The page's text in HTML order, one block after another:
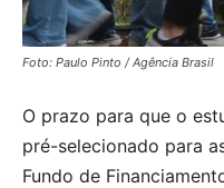
Foto: Paulo Pinto / Agência Brasil
O prazo para que o
pré-selecionado para
Fundo de